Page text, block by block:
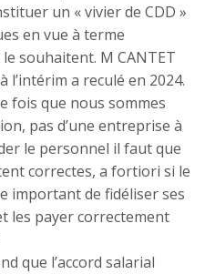
un « vivier de CDD »
en vue à terme
souhaitent. M CANTET
l’intérim a reculé en 2024.
fois que nous sommes
pas d’une entreprise à
le personnel il faut que
correctes, a fortiori si le
important de fidéliser ses
les payer correctement
que l’accord salarial